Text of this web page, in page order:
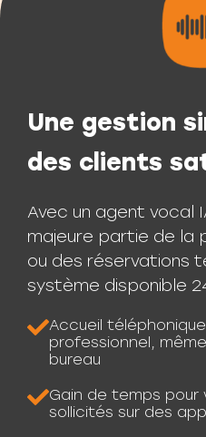
Une gestion
des clients
Avec un agent vocal
majeure partie de la
ou des réservations
système disponible
Accueil
professionnel,
bureau
Gain de temps pour
sollicités sur des